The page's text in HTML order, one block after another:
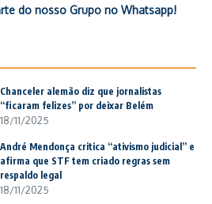
do nosso Grupo no Whatsapp!
Chanceler alemão diz que jornalistas
“ficaram felizes” por deixar Belém
18/11/2025
André Mendonça critica “ativismo judicial” e
afirma que STF tem criado regras sem
respaldo legal
18/11/2025